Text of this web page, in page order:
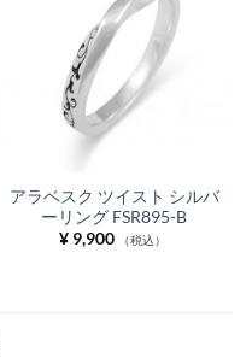
アラベスク ツイスト シルバ
ーリング FSR895-B
¥9,900 （税込）